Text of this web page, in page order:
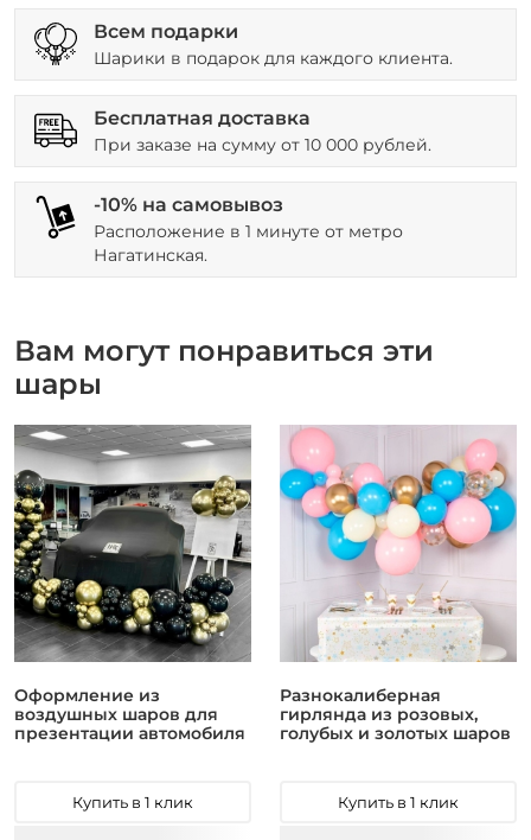
Всем подарки
Шарики в подарок для каждого клиента.
Бесплатная доставка
При заказе на сумму от 10 000 рублей.
-10% на самовывоз
Расположение в 1 минуте от метро
Нагатинская.
Вам могут понравиться эти
шары
Оформление из
воздушных шаров для
презентации автомобиля
Купить в 1 клик
Разнокалиберная
гирлянда из розовых,
голубых и золотых шаров
Купить в 1 клик